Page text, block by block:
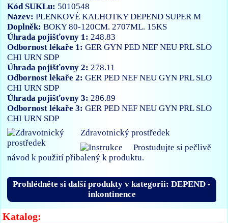
Katalog:
Kód SUKLu: 5010548
Název:PLENKOVÉ KALHOTKY DEPEND SUPER M
Doplněk:BOKY 80-120CM. 2707ML. 15KS
Úhrada pojišťovny 1: 248.83
Odbornost lékaře 1:GERGYNPEDNEFNEUPRL SLO
CHIURN SDP
Úhrada pojišťovny 2: 278.11
Odbornost lékaře 2:GERPEDNEFNEUGYNPRL SLO
CHIURN SDP
Úhrada pojišťovny 3: 286.89
Odbornost lékaře 3:GERPEDNEFNEUGYNPRL SLO
CHIURN SDP
Zdravotnický prostředek
Prostudujte si pečlivě
návod k použití přibalený k produktu.
Prohlédněte si další produkty v kategorii: DEPEND -
inkontinence